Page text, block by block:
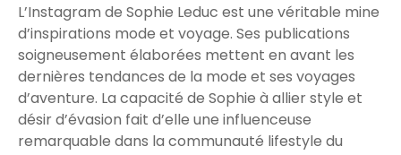
L’Instagram de Sophie Leduc est une véritable mine
d’inspirations mode et voyage. Ses publications
soigneusement élaborées mettent en avant les
dernières tendances de la mode et ses voyages
d’aventure. La capacité de Sophie à allier style et
désir d’évasion fait d’elle une influenceuse
remarquable dans la communauté lifestyle du